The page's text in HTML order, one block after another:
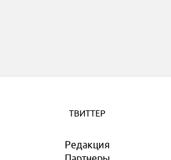
ТВИТТЕР
Редакция